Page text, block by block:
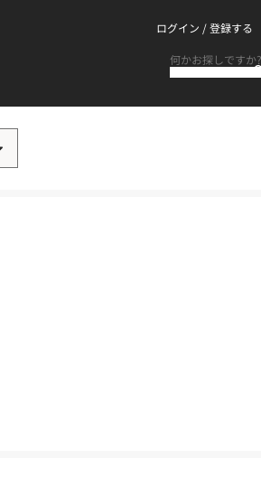
ログイン / 登録する